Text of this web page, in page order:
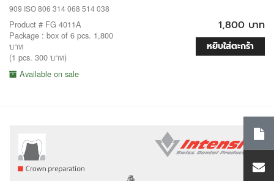
909 ISO 806 314 068 514 038
Product # FG 4011A
Package : box of 6 pcs. 1,800
บาท
(1 pcs. 300 บาท)
Available on sale
1,800 บาท
หยิบใส่ตะกร้า